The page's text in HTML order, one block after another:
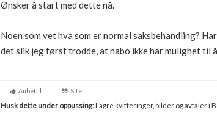
Ønsker å start med dette nå.
Noen som vet hva som er normal saksbehandling?
det slik jeg først trodde, at nabo ikke har mulighet til
Anbefal Siter
Husk dette under oppussing:Lagre kvitteringer, bilder og avtaler i